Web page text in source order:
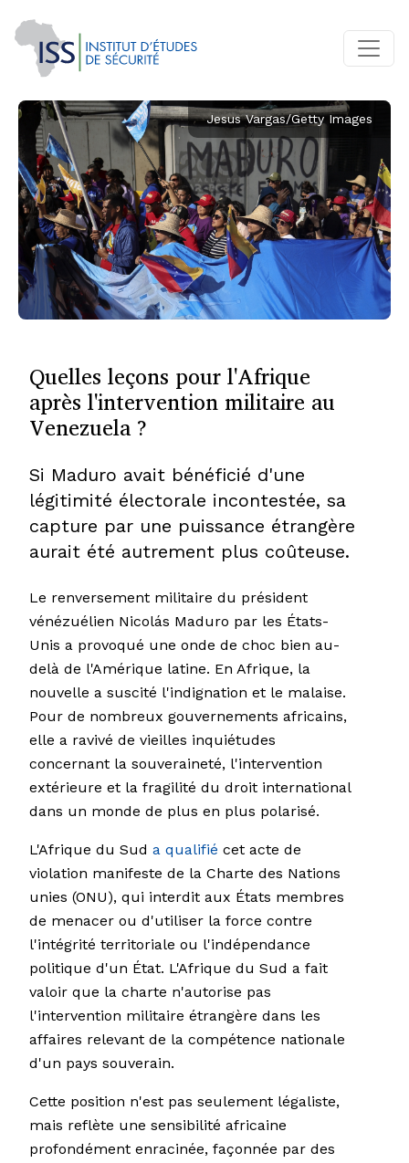
Jesus Vargas/Getty Images
Quelles leçons pour l'Afrique
après l'intervention militaire au
Venezuela ?
Si Maduro avait bénéficié d'une
légitimité électorale incontestée, sa
capture par une puissance étrangère
aurait été autrement plus coûteuse.
Le renversement militaire du président
vénézuélien Nicolás Maduro par les États-
Unis a provoqué une onde de choc bien au-
delà de l'Amérique latine. En Afrique, la
nouvelle a suscité l'indignation et le malaise.
Pour de nombreux gouvernements africains,
elle a ravivé de vieilles inquiétudes
concernant la souveraineté, l'intervention
extérieure et la fragilité du droit international
dans un monde de plus en plus polarisé.
L'Afrique du Sud a qualifié cet acte de
violation manifeste de la Charte des Nations
unies (ONU), qui interdit aux États membres
de menacer ou d'utiliser la force contre
l'intégrité territoriale ou l'indépendance
politique d'un État. L'Afrique du Sud a fait
valoir que la charte n'autorise pas
l'intervention militaire étrangère dans les
affaires relevant de la compétence nationale
d'un pays souverain.
Cette position n'est pas seulement légaliste,
mais reflète une sensibilité africaine
profondément enracinée, façonnée par des